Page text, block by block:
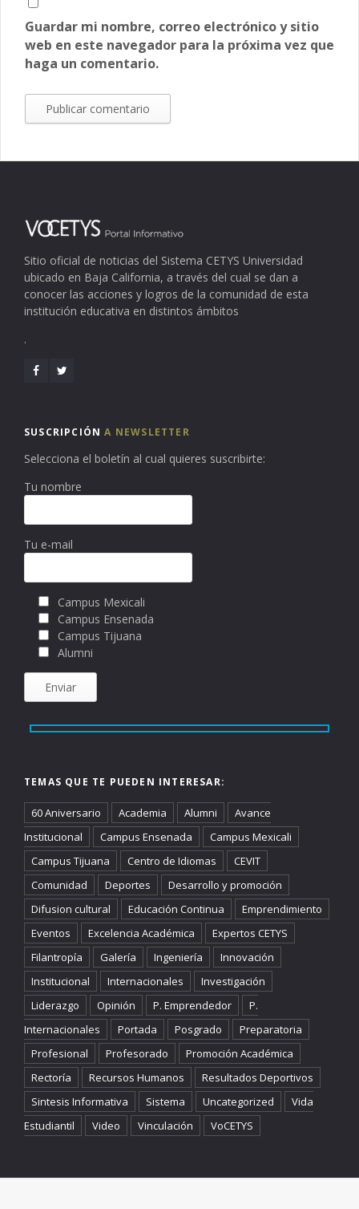
Guardar mi nombre, correo electrónico y sitio
web en este navegador para la próxima vez que
haga un comentario.
Sitio oficial de noticias del Sistema CETYS Universidad
ubicado en Baja California, a través del cual se dan a
conocer las acciones y logros de la comunidad de esta
institución educativa en distintos ámbitos
.
SUSCRIPCIÓNA NEWSLETTER
Selecciona el boletín al cual quieres suscribirte:
Tu nombre
Tu e-mail
Campus Mexicali
Campus Ensenada
Campus Tijuana
Alumni
TEMAS QUE TE PUEDEN INTERESAR:
60 Aniversario Academia Alumni
Avance
Institucional
Campus Ensenada
Campus Mexicali
Campus Tijuana
Centro de Idiomas
CEVIT
Comunidad
Deportes
Desarrollo y promoción
Difusion cultural
Educación Continua
Emprendimiento
Eventos
Excelencia Académica
Expertos CETYS
Filantropía
Galería Ingeniería
Innovación
Institucional
Internacionales
Investigación
Liderazgo
Opinión P. Emprendedor
P.
Internacionales
Portada Posgrado
Preparatoria
Profesional
Profesorado
Promoción Académica
Rectoría
Recursos Humanos
Resultados Deportivos
Sintesis Informativa
Sistema Uncategorized
Vida
Estudiantil
Video Vinculación VoCETYS